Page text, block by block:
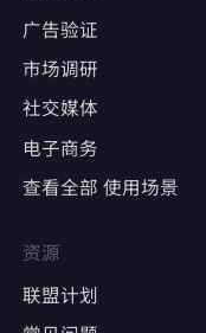
账户操作
确保每个广告
发审核
广告效果测试
精准定位特
广告验证
市场调研
社交媒体
电子商务
查看全部 使用场景
资源
联盟计划